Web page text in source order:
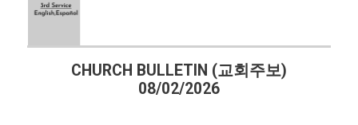
CHURCH BULLETIN (교회주보)
08/02/2026